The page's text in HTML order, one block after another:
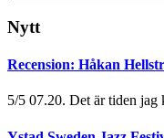
på
webbplatsen
Nytt
Recension: Håkan
5/5 07.20. Det är tiden